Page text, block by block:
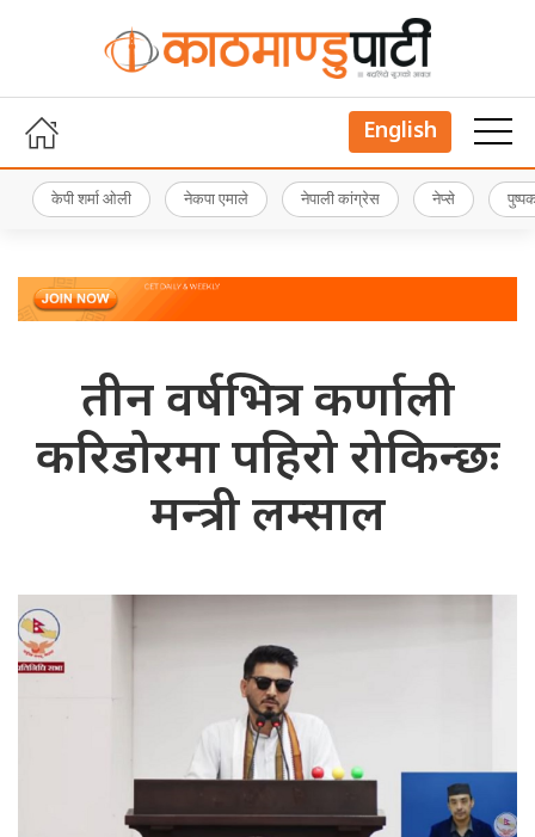
English
केपी शर्मा ओली नेकपा एमाले नेपाली कांग्रेस नेप्से
तीन वर्षभित्र कर्णाली
करिडोरमा पहिरो रोकिन्छः
मन्त्री लम्साल